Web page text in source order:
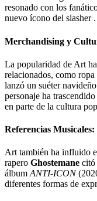
resonado con los
nuevo ícono del slasher .
Merchandising y
La popularidad de Art
relacionados, como
lanzó un suéter
personaje ha
en parte de la cultura
Referencias Musicales:
Art también ha influido
rapero Ghostemane citó
álbum ANTI-ICON
diferentes formas de